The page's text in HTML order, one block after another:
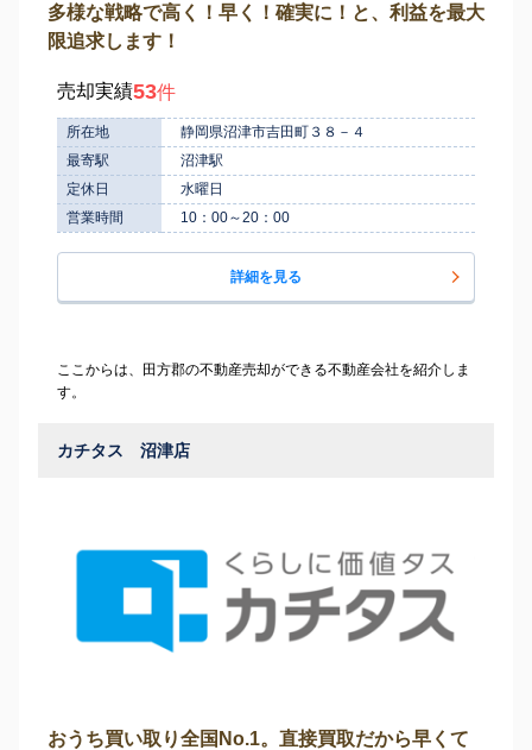
多様な戦略で高く！早く！確実に！と、利益を最大
限追求します！
売却実績53件
所在地
静岡県沼津市吉田町３８－４
最寄駅
沼津駅
定休日
水曜日
営業時間
10：00～20：00
詳細を見る
ここからは、田方郡の不動産売却ができる不動産会社を紹介しま
す。
カチタス 沼津店
おうち買い取り全国No.1。直接買取だから早くて